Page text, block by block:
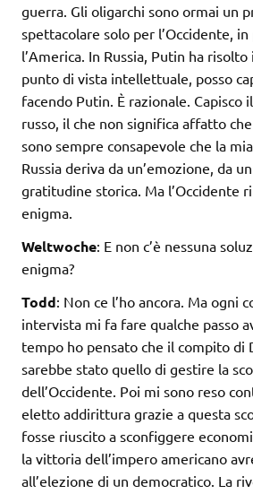
guerra. Gli oligarchi sono ormai un
spettacolare solo per l’Occidente,
l’America. In Russia, Putin ha
punto di vista intellettuale, posso
facendo Putin. È razionale. Capisco
russo, il che non significa affatto
sono sempre consapevole che la
Russia deriva da un’emozione, da
gratitudine storica. Ma l’Occidente
enigma.
Weltwoche: E non c’è nessuna
enigma?
Todd: Non ce l’ho ancora. Ma ogni
intervista mi fa fare qualche passo
tempo ho pensato che il compito di
sarebbe stato quello di gestire la
dell’Occidente. Poi mi sono reso
eletto addirittura grazie a questa
fosse riuscito a sconfiggere
la vittoria dell’impero americano
all’elezione di un democratico. La